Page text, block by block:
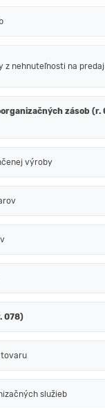
z nehnuteľnosti na predaj
zásob (r.
výroby
078)
služieb